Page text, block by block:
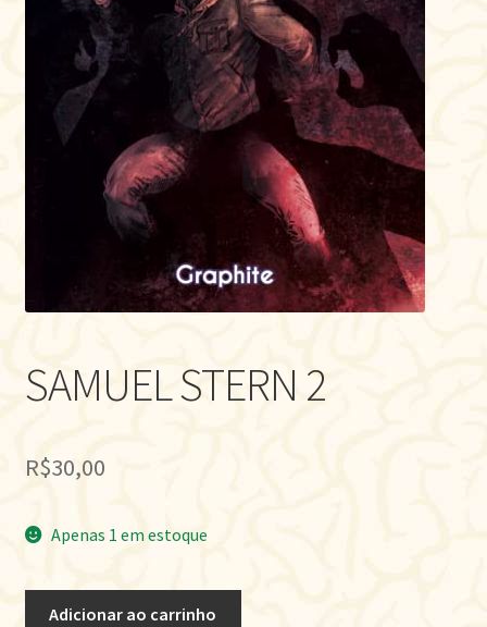
SAMUEL STERN 2
R$30,00
Apenas 1 em estoque
Adicionar ao carrinho